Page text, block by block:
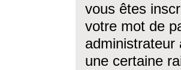
vous êtes
votre mot de
administrateur
une certaine